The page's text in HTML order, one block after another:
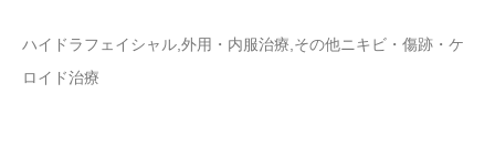
ハイドラフェイシャル,外用・内服治療,その他ニキビ・傷跡・ケ
ロイド治療